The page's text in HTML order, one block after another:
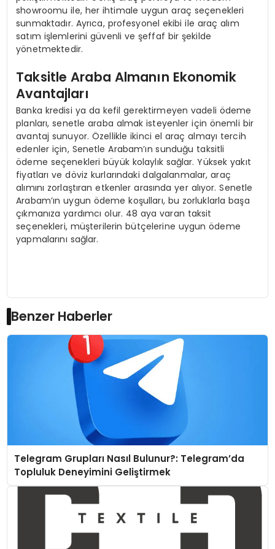
showroomu ile, her ihtimale uygun araç seçenekleri
sunmaktadır. Ayrıca, profesyonel ekibi ile araç alım
satım işlemlerini güvenli ve şeffaf bir şekilde
yönetmektedir.
Taksitle Araba Almanın Ekonomik
Avantajları
Banka kredisi ya da kefil gerektirmeyen vadeli ödeme
planları, senetle araba almak isteyenler için önemli bir
avantaj sunuyor. Özellikle ikinci el araç almayı tercih
edenler için, Senetle Arabam’ın sunduğu taksitli
ödeme seçenekleri büyük kolaylık sağlar. Yüksek yakıt
fiyatları ve döviz kurlarındaki dalgalanmalar, araç
alımını zorlaştıran etkenler arasında yer alıyor. Senetle
Arabam’ın uygun ödeme koşulları, bu zorluklarla başa
çıkmanıza yardımcı olur. 48 aya varan taksit
seçenekleri, müşterilerin bütçelerine uygun ödeme
yapmalarını sağlar.
Benzer Haberler
Telegram Grupları Nasıl Bulunur?: Telegram’da
Topluluk Deneyimini Geliştirmek